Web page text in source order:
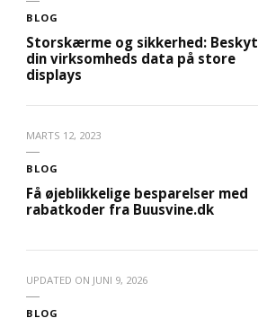
BLOG
Storskærme og sikkerhed: Beskyt
din virksomheds data på store
displays
MARTS 12, 2023
BLOG
Få øjeblikkelige besparelser med
rabatkoder fra Buusvine.dk
UPDATED ON JUNI 9, 2026
BLOG